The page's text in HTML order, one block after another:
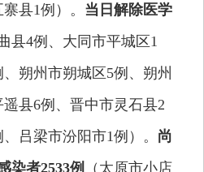
县1例）。 当日解除医学
县4例、大同市平城区1
朔州市朔城区5例、朔州
县6例、晋中市灵石县2
吕梁市汾阳市1例）。 尚
染者2533例
（太原市小店